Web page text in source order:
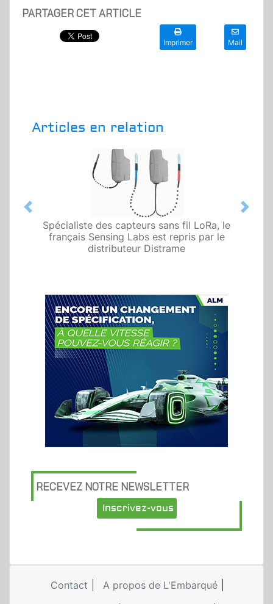
PARTAGER CET ARTICLE
Imprimer Mail
Articles en relation
Spécialiste des capteurs sans fil LoRa, le
français Sensing Labs est repris par le
distributeur Distrame
Previous Next
RECEVEZ NOTRE NEWSLETTER
Inscrivez-vous
Contact
A propos de L'Embarqué